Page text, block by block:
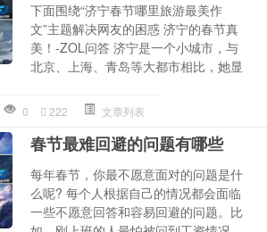
下面围绕“济宁春节哪里旅游最美作
文”主题解决网友的困惑 济宁的春节真
美！-ZOL问答 济宁是一个小城市，与
北京、上海、青岛等大都市相比，她显
0 222 文章列表
春节最难回避的问题有哪些
每年春节，你最不愿意面对的问题是什
么呢? 每个人根据自己的情况都会面临
一些不愿意回答和容易回避的问题。比